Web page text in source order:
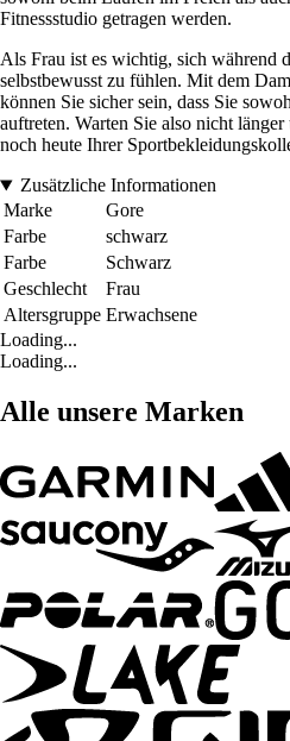
Fitnessstudio getragen werden.
Als Frau ist es wichtig, sich während
selbstbewusst zu fühlen. Mit dem
können Sie sicher sein, dass Sie
auftreten. Warten Sie also nicht
noch heute Ihrer
Zusätzliche Informationen
Marke
Gore
Farbe
schwarz
Farbe
Schwarz
Geschlecht
Frau
Altersgruppe Erwachsene
Loading...
Loading...
Alle unsere Marken